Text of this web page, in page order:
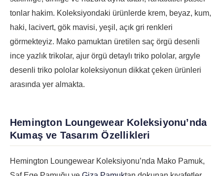
tonlar hakim. Koleksiyondaki ürünlerde krem, beyaz, kum,
haki, lacivert, gök mavisi, yeşil, açık gri renkleri
görmekteyiz. Mako pamuktan üretilen saç örgü desenli
ince yazlık trikolar, ajur örgü detaylı triko pololar, argyle
desenli triko pololar koleksiyonun dikkat çeken ürünleri
arasında yer almakta.
Hemington Loungewear Koleksiyonu’nda
Kumaş ve Tasarım Özellikleri
Hemington Loungewear Koleksiyonu’nda Mako Pamuk,